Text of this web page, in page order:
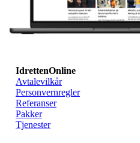
IdrettenOnline
Avtalevilkår
Personvernregler
Referanser
Pakker
Tjenester